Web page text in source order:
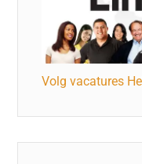
Volg vacatures